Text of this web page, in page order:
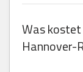
Was kostet
Hannover-